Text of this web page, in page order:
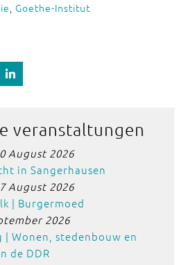
, Goethe-Institut
veranstaltungen
August 2026
in Sangerhausen
August 2026
| Burgermoed
2026
| Wonen, stedenbouw en
de DDR